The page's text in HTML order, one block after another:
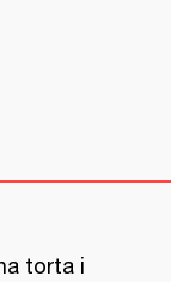
torta i